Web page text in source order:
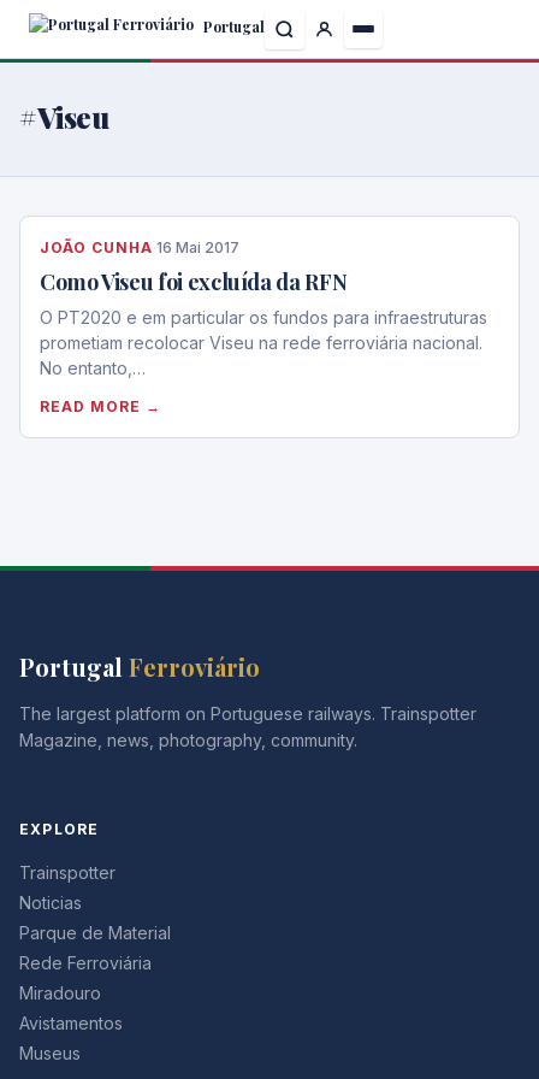
Skip
content
Portugal
#Viseu
JOÃO CUNHA·16 Mai 2017
Como Viseu foi excluída da RFN
O PT2020 e em particular os fundos para infraestruturas
prometiam recolocar Viseu na rede ferroviária nacional.
No entanto,…
READ MORE →
Portugal Ferroviário
The largest platform on Portuguese railways. Trainspotter
Magazine, news, photography, community.
EXPLORE
Trainspotter
Noticias
Parque de Material
Rede Ferroviária
Miradouro
Avistamentos
Museus